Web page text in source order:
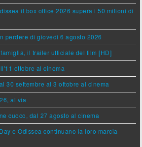
il box office 2026 supera i 50 milioni di
perdere di giovedì 6 agosto 2026
il trailer ufficiale del film [HD]
ottobre al cinema
30 settembre al 3 ottobre al cinema
al via
cuoco, dal 27 agosto al cinema
e Odissea continuano la loro marcia